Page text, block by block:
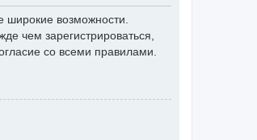
широкие возможности.
чем зарегистрироваться,
со всеми правилами.